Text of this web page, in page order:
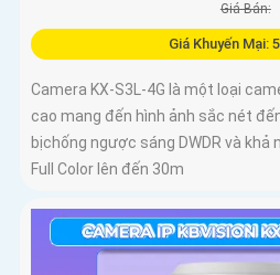
Giá Bán:
Giá Khuyến Mại:
Camera KX-S3L-4G là một loại
cao mang đến hình ảnh sắc nét
bịchống ngược sáng DWDR và
Full Color lên đến 30m